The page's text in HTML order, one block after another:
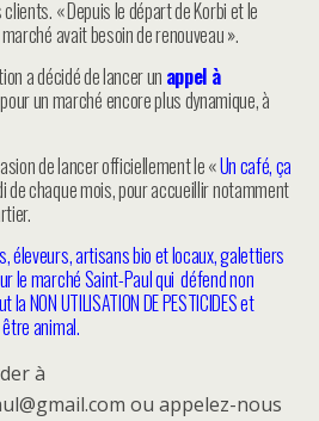
« Depuis le départ de Korbi et le
avait besoin de renouveau ».
a décidé de lancer un appel à
pour un marché encore plus dynamique, à
de lancer officiellement le «Un café, ça
de chaque mois, pour accueillir notamment
éleveurs, artisans bio et locaux, galettiers
le marché Saint-Paul qui défend non
NON UTILISATION DE PESTICIDES et
animal.
à
ou appelez-nous